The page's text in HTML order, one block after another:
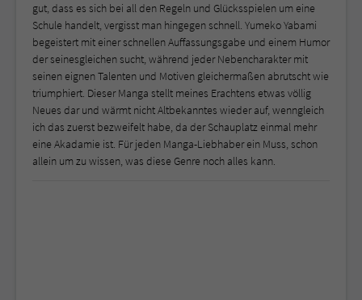
gut, dass es sich bei all den Regeln und Glücksspielen um eine
Schule handelt, vergisst man hingegen schnell. Yumeko Yabami
begeistert mit einer schnellen Auffassungsgabe und einem Humor
der seinesgleichen sucht, während jeder Nebencharakter mit
seinen eignen Talenten und Motiven gleichermaßen abrutscht wie
triumphiert. Dieser Manga stellt meines Erachtens etwas völlig
Neues dar und wärmt nicht Altbekanntes wieder auf, wenngleich
ich das zuerst bezweifelt habe, da der Schauplatz einmal mehr
eine Akadamie ist. Für jeden Manga-Liebhaber ein Muss, schon
allein um zu wissen, was diese Genre noch alles kann.